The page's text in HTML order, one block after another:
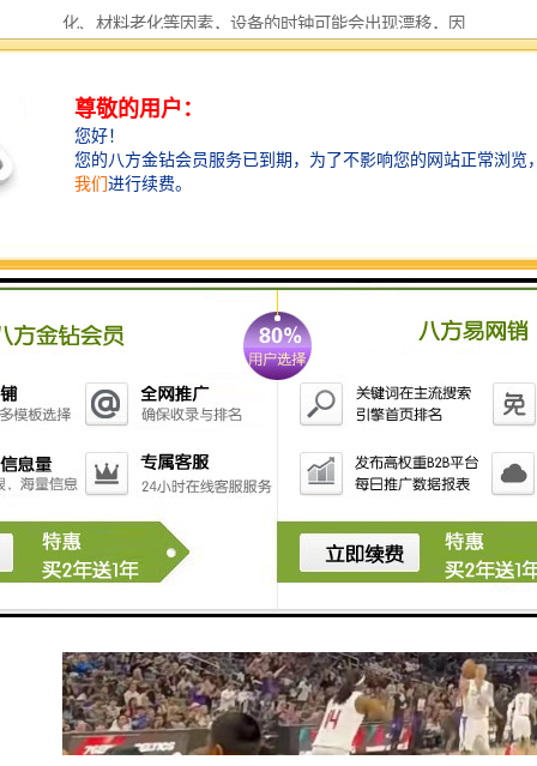
化、材料老化等因素，设备的时钟可能会出现漂移，因
此需要定期检验和调整。
总之，同步时钟系统的核心目标是确保不同系统或设备
之间的时间协调一致，从而支持和可靠的通信和操作。